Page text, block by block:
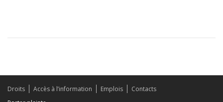
Droits Accès à l’information Emplois
Contacts